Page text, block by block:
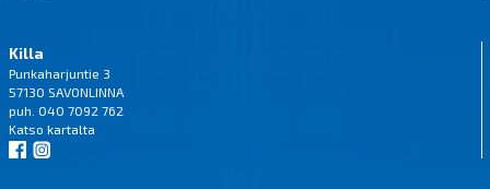
Killa
Punkaharjuntie 3
57130 SAVONLINNA
puh. 040 7092 762
Katso kartalta